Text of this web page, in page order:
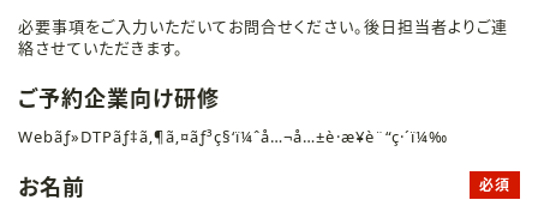
必要事項をご入力いただいてお問合せください。後日担当者よりご連
絡させていただきます。
ご予約企業向け研修
Webãƒ»DTPãƒ‡ã‚¶ã‚¤ãƒ³ç§‘ï¼ˆå…¬å…±è·æ¥­è¨“ç·´ï¼‰
お名前 必須